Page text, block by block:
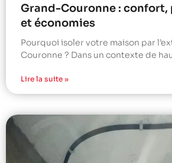
Grand-Couronne : confort,
et économies
Pourquoi isoler votre maison par
Couronne ? Dans un contexte de
Lire la suite »